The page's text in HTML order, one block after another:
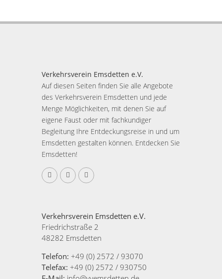
Verkehrsverein Emsdetten e.V.
Auf diesen Seiten finden Sie alle Angebote
des Verkehrsverein Emsdetten und jede
Menge Möglichkeiten, mit denen Sie auf
eigene Faust oder mit fachkundiger
Begleitung Ihre Entdeckungsreise in und um
Emsdetten gestalten können. Entdecken Sie
Emsdetten!
Verkehrsverein Emsdetten e.V.
Friedrichstraße 2
48282 Emsdetten
Telefon: +49 (0) 2572 / 93070
Telefax: +49 (0) 2572 / 930750